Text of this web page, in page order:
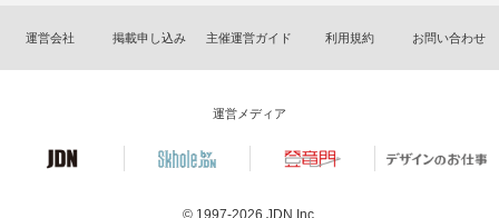
運営会社 掲載申し込み 主催運営ガイド 利用規約 お問い合わせ
運営メディア